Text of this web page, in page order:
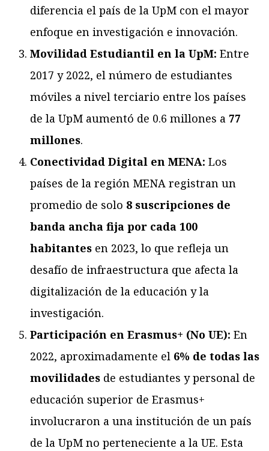
diferencia el país de la UpM con el mayor
enfoque en investigación e innovación.
Movilidad Estudiantil en la UpM: Entre
2017 y 2022, el número de estudiantes
móviles a nivel terciario entre los países
de la UpM aumentó de 0.6 millones a 77
millones.
Conectividad Digital en MENA: Los
países de la región MENA registran un
promedio de solo 8 suscripciones de
banda ancha fija por cada 100
habitantes en 2023, lo que refleja un
desafío de infraestructura que afecta la
digitalización de la educación y la
investigación.
Participación en Erasmus+ (No UE): En
2022, aproximadamente el 6% de todas las
movilidades de estudiantes y personal de
educación superior de Erasmus+
involucraron a una institución de un país
de la UpM no perteneciente a la UE. Esta